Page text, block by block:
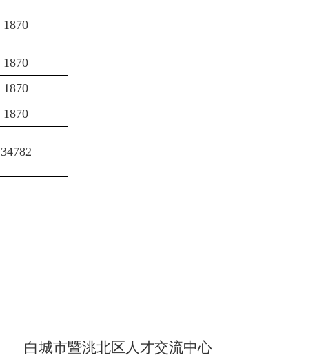
1870
1870
1870
1870
34782
白城市暨洮北区人才交流中心